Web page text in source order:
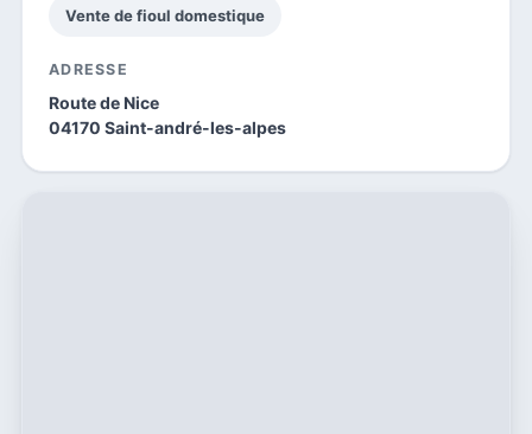
Vente de fioul domestique
ADRESSE
Route de Nice
04170 Saint-andré-les-alpes